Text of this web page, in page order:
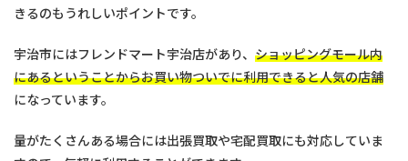
きるのもうれしいポイントです。
宇治市にはフレンドマート宇治店があり、 ショッピングモール内
にあるということからお買い物ついでに利用できると人気の店舗
になっています。
量がたくさんある場合には出張買取や宅配買取にも対応していま